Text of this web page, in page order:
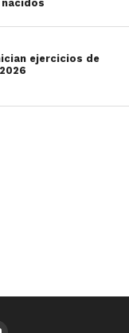
ejercicios de